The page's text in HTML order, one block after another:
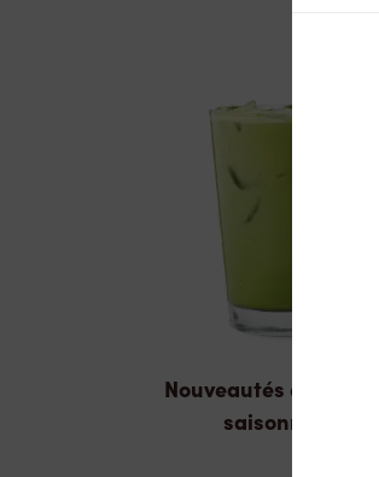
Nouveautés et
saisonniers